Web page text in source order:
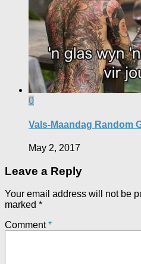
0
Vals-Maandag Random
May 2, 2017
Leave a Reply
Your email address will not be
marked *
Comment*